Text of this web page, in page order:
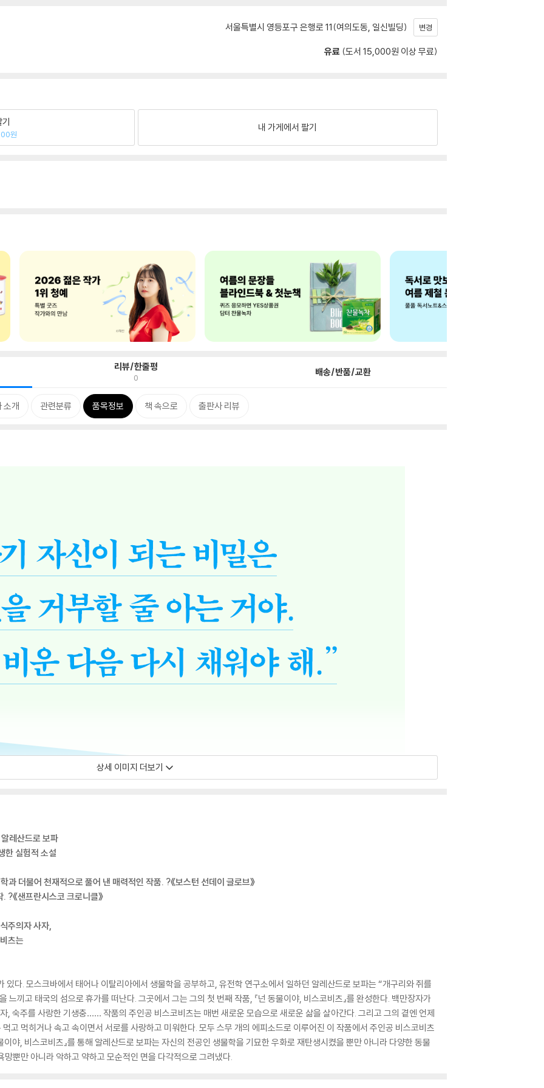
서울특별시 영등포구 은행로 11(여의도동, 일신빌딩) 변경
유료 (도서 15,000원 이상 무료)
원
내 가게에서 팔기
리뷰/한줄평
0 배송/반품/교환
소개 관련분류 품목정보 책 속으로 출판사 리뷰
상세 이미지 더보기
레산드로 보파
한 실험적 소설
더불어 천재적으로 풀어 낸 매력적인 작품. ?《보스턴 선데이 글로브》
?《샌프란시스코 크로니클》
주의자 사자,
츠는
있다. 모스크바에서 태어나 이탈리아에서 생물학을 공부하고, 유전학 연구소에서 일하던 알레산드로 보파는 “개구리와 쥐를
느끼고 태국의 섬으로 휴가를 떠난다. 그곳에서 그는 그의 첫 번째 작품, 『넌 동물이야, 비스코비츠』를 완성한다. 백만장자가
, 숙주를 사랑한 기생충…… 작품의 주인공 비스코비츠는 매번 새로운 모습으로 새로운 삶을 살아간다. 그리고 그의 곁엔 언제
고 먹히거나 속고 속이면서 서로를 사랑하고 미워한다. 모두 스무 개의 에피소드로 이루어진 이 작품에서 주인공 비스코비츠
이야, 비스코비츠』를 통해 알레산드로 보파는 자신의 전공인 생물학을 기묘한 우화로 재탄생시켰을 뿐만 아니라 다양한 동물
뿐만 아니라 악하고 약하고 모순적인 면을 다각적으로 그려냈다.